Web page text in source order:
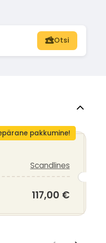
Otsi
pakkumine!
Scandlines
117,00 €